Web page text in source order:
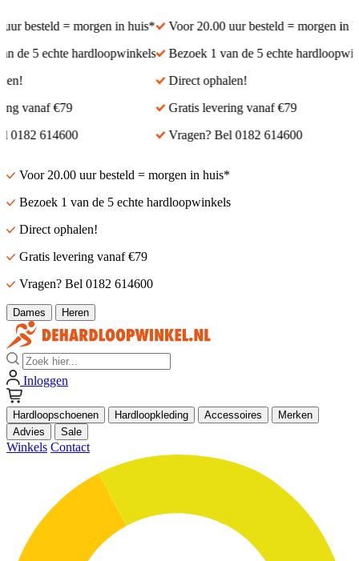
besteld = morgen in huis*
5 echte hardloopwinkels
vanaf €79
614600
Voor 20.00 uur besteld = morgen in
Bezoek 1 van de 5 echte
Direct ophalen!
Gratis levering vanaf €79
Vragen? Bel 0182 614600
Voor 20.00 uur besteld = morgen in huis*
Bezoek 1 van de 5 echte hardloopwinkels
Direct ophalen!
Gratis levering vanaf €79
Vragen? Bel 0182 614600
Dames Heren
Zoek
Inloggen
Hardloopschoenen Hardloopkleding Accessoires
Merken
Advies
Sale
Winkels Contact